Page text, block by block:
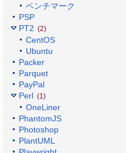
ベンチマーク
PSP
PT2 (2)
CentOS
Ubuntu
Packer
Parquet
PayPal
Perl (1)
OneLiner
PhantomJS
Photoshop
PlantUML